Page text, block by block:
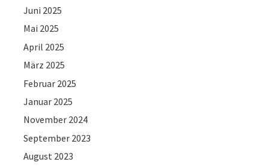
Juni 2025
Mai 2025
April 2025
März 2025
Februar 2025
Januar 2025
November 2024
September 2023
August 2023